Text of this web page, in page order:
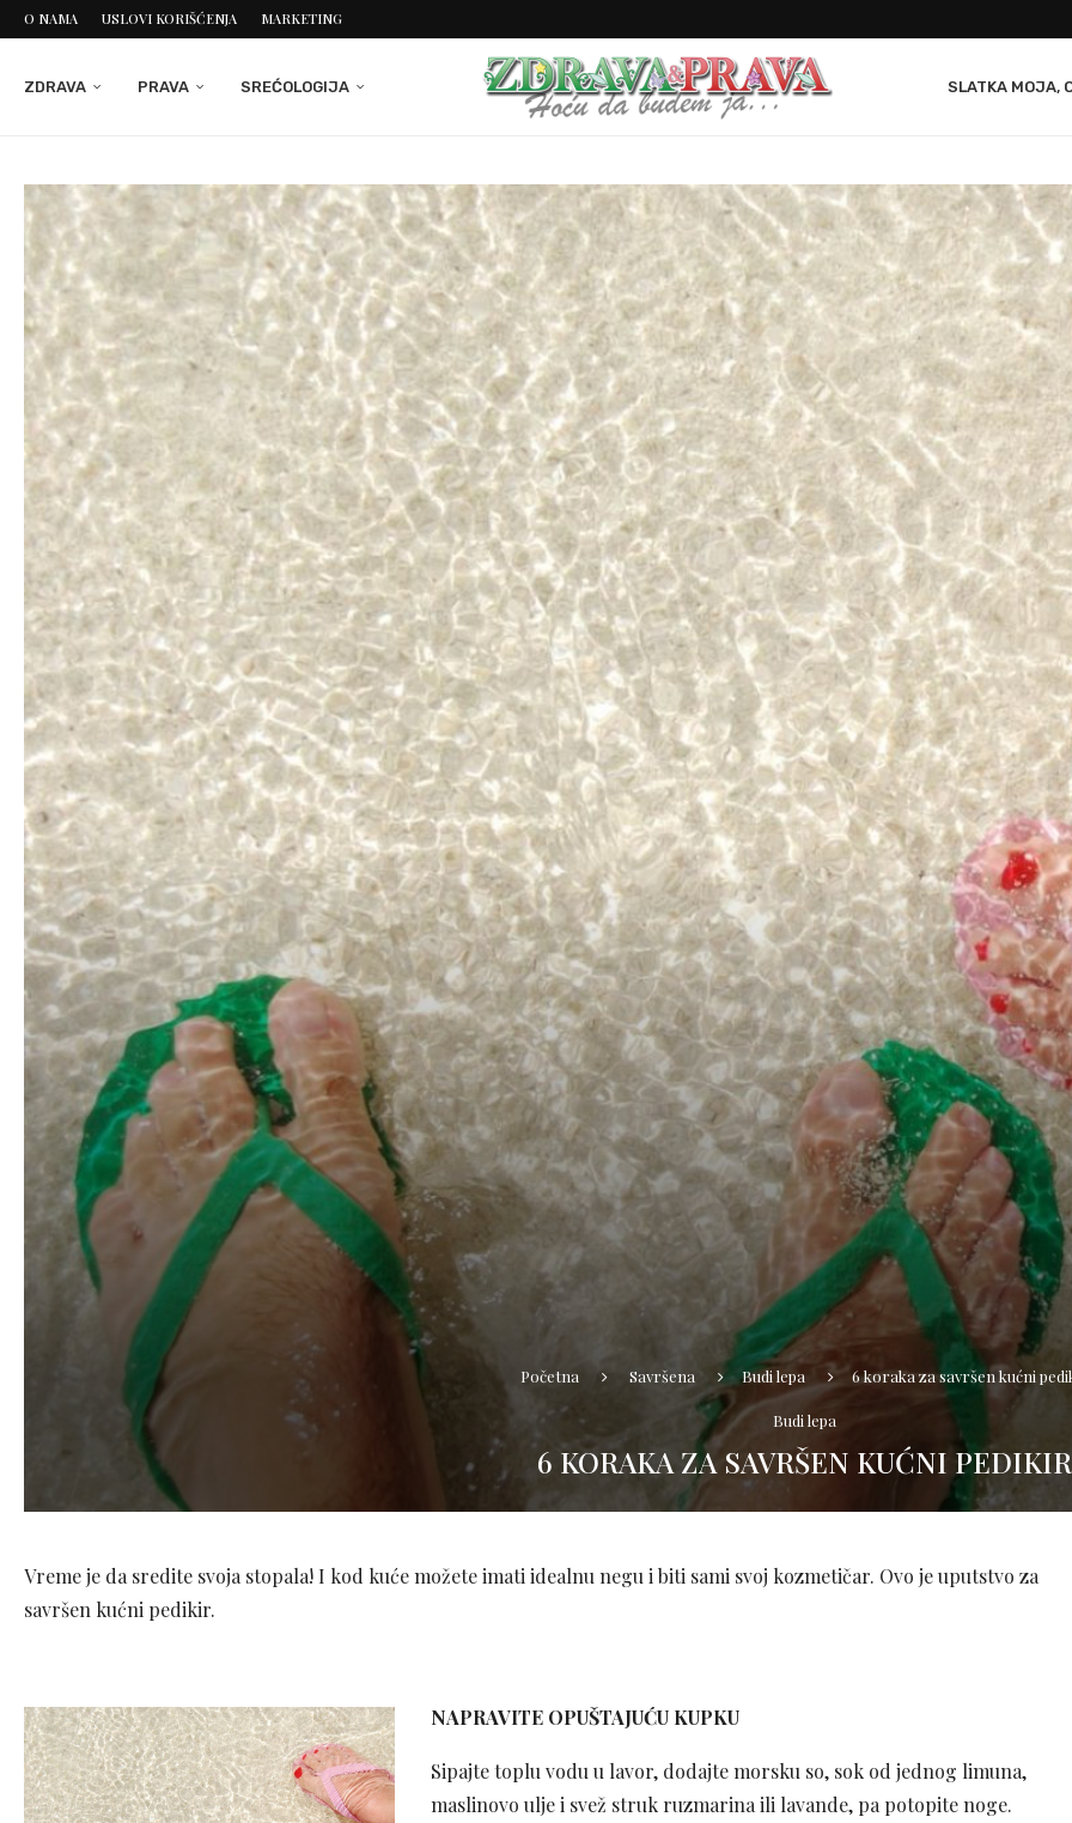
O NAMA USLOVI KORIŠĆENJA MARKETING
ZDRAVA PRAVA SREĆOLOGIJA SLATKA MOJA,
Početna Savršena Budi lepa 6 koraka za savršen kućni
Budi lepa
6 KORAKA ZA SAVRŠEN KUĆNI PEDIKIR
Vreme je da sredite svoja stopala! I kod kuće možete imati idealnu negu i biti sami svoj kozmetičar. Ovo je uputstvo za
savršen kućni pedikir.
NAPRAVITE OPUŠTAJUĆU KUPKU
Sipajte toplu vodu u lavor, dodajte morsku so, sok od jednog limuna,
maslinovo ulje i svež struk ruzmarina ili lavande, pa potopite noge.